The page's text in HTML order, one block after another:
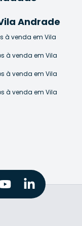
Andrade
à venda em Vila
à venda em Vila
à venda em Vila
à venda em Vila